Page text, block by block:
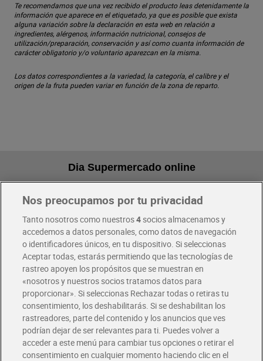
Te recomendamos que una vez recibido el producto leas detenidamente la
información que aparece en el etiquetado, ya que es posible que exista
alguna variación sobre la declaración en esta web en relación a
ingredientes, alérgenos, información nutricional, consejos de
utilización/preparación, conservación y así como cuanta información de
carácter obligatorio y/o voluntario aparezcan en la misma.
Los datos correspondientes a la variedad, la categoría, el calibre y el
origen de la fruta pueden variar en función de la zona de reparto.
Dia Supermercado online
Pide hoy, recibe hoy
Envío gratis por compras superiores a 100€
Envío estandar por 4,99€
Glovo y Uber Eats
Solicita tu factura de Glovo o Uber Eats
Únete al CLUB Dia
Disfruta las ventajas y ofertas exclusivas.
Descárgate la APP Dia
Nos preocupamos por tu privacidad
Tanto nosotros como nuestros4socios almacenamos y
accedemos a datos personales, como datos de navegación
o identificadores únicos, en tu dispositivo. Si seleccionas
Aceptar todas, estarás permitiendo que las tecnologías de
rastreo apoyen los propósitos que se muestran en
«nosotros y nuestros socios tratamos datos para
proporcionar». Si seleccionas Rechazar todas o retiras tu
consentimiento, los deshabilitarás. Si se deshabilitan los
rastreadores, parte del contenido y los anuncios que ves
podrían dejar de ser relevantes para ti. Puedes volver a
acceder a este menú para cambiar tus opciones o retirar el
consentimiento en cualquier momento haciendo clic en el